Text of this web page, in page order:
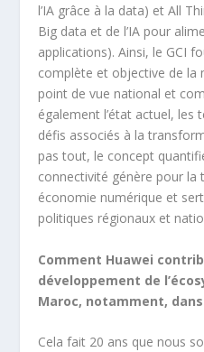
l’IA grâce à la data) et All
Big data et de l’IA pour
applications). Ainsi, le GCI
complète et objective de la
point de vue national et
également l’état actuel, les
défis associés à la
pas tout, le concept
connectivité génère pour la
économie numérique et
politiques régionaux et
Comment Huawei
développement de
Maroc, notamment,
Cela fait 20 ans que nous